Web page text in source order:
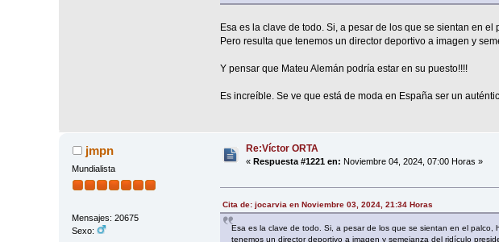
Esa es la clave de todo. Si, a pesar de los que se sientan en
Pero resulta que tenemos un director deportivo a imagen y
Y pensar que Mateu Alemán podría estar en su puesto!!!!
Es increíble. Se ve que está de moda en España ser un
jmpn
Mundialista
Mensajes: 20675
Sexo:
Re:Víctor ORTA
«Respuesta #1221 en: Noviembre 04, 2024, 07:00 Horas »
Cita de: jocarvia en Noviembre 03, 2024, 21:34 Horas
Esa es la clave de todo. Si, a pesar de los que se sientan en el
tenemos un director deportivo a imagen y semejanza del ridículo